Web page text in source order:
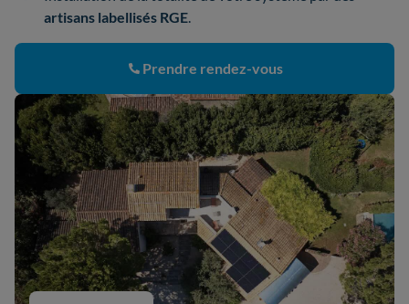
artisans labellisés RGE
Prendre rendez-vous